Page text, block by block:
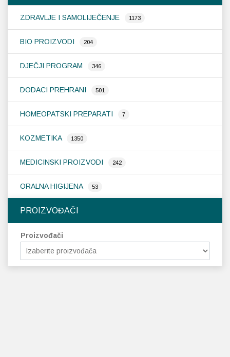
ZDRAVLJE I SAMOLIJEČENJE 1173
BIO PROIZVODI 204
DJEČJI PROGRAM 346
DODACI PREHRANI 501
HOMEOPATSKI PREPARATI 7
KOZMETIKA 1350
MEDICINSKI PROIZVODI 242
ORALNA HIGIJENA 53
PROIZVOĐAČI
Proizvođači